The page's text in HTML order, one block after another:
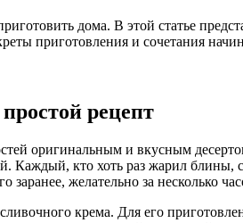
дома. В этой статье
приготовления и сочетания
рецепт
оригинальным и вкусным
Каждый, кто хоть раз жарил блины,
заранее, желательно за несколько
крема. Для его